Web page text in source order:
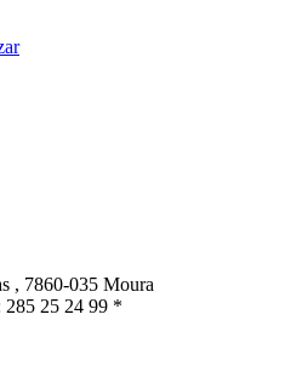
, 7860-035 Moura
285 25 24 99 *